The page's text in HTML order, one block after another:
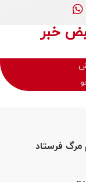
خبر
مرگ فرستاد